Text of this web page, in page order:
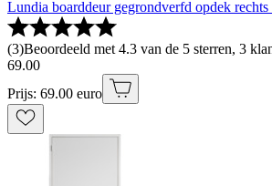
Lundia boarddeur gegrondverfd opdek
(3)Beoordeeld met 4.3 van de 5 sterren, 3
69.00
Prijs: 69.00 euro